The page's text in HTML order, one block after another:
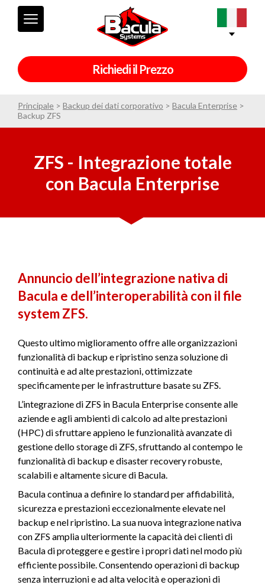
Richiedi il Prezzo
Principale > Backup dei dati corporativo > Bacula Enterprise >
Backup ZFS
ZFS - Integrazione totale
con Bacula Enterprise
Annuncio dell’integrazione nativa di
Bacula e dell’interoperabilità con il file
system ZFS.
Questo ultimo miglioramento offre alle organizzazioni
funzionalità di backup e ripristino senza soluzione di
continuità e ad alte prestazioni, ottimizzate
specificamente per le infrastrutture basate su ZFS.
L’integrazione di ZFS in Bacula Enterprise consente alle
aziende e agli ambienti di calcolo ad alte prestazioni
(HPC) di sfruttare appieno le funzionalità avanzate di
gestione dello storage di ZFS, sfruttando al contempo le
funzionalità di backup e disaster recovery robuste,
scalabili e altamente sicure di Bacula.
Bacula continua a definire lo standard per affidabilità,
sicurezza e prestazioni eccezionalmente elevate nel
backup e nel ripristino. La sua nuova integrazione nativa
con ZFS amplia ulteriormente la capacità dei clienti di
Bacula di proteggere e gestire i propri dati nel modo più
efficiente possibile. Consentendo operazioni di backup
senza interruzioni e ad alta velocità e operazioni di